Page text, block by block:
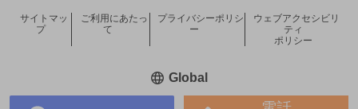
サイトマッ
プ
ご利用にあたっ
て
プライバシーポリシ
ー
ウェブアクセシビリ
ティ
ポリシー
Global新しいウィンドウで開く